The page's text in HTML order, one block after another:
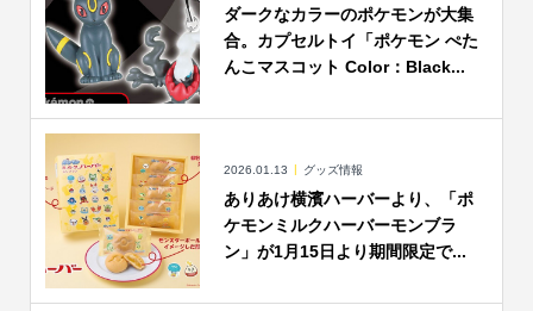
ダークなカラーのポケモンが大集
合。カプセルトイ「ポケモン ぺた
んこマスコット Color：Black...
2026.01.13 グッズ情報
ありあけ横濱ハーバーより、「ポ
ケモンミルクハーバーモンブラ
ン」が1月15日より期間限定で...